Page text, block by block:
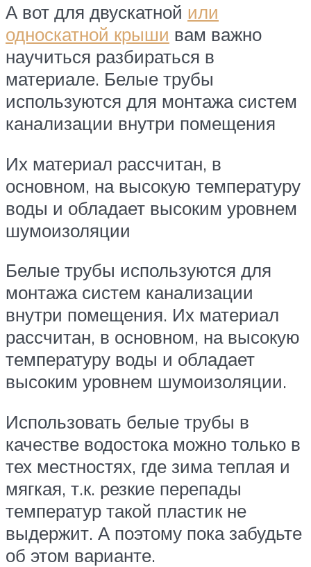
А вот для двускатной или
односкатной крыши вам важно
научиться разбираться в
материале. Белые трубы
используются для монтажа систем
канализации внутри помещения
Их материал рассчитан, в
основном, на высокую температуру
воды и обладает высоким уровнем
шумоизоляции
Белые трубы используются для
монтажа систем канализации
внутри помещения. Их материал
рассчитан, в основном, на высокую
температуру воды и обладает
высоким уровнем шумоизоляции.
Использовать белые трубы в
качестве водостока можно только в
тех местностях, где зима теплая и
мягкая, т.к. резкие перепады
температур такой пластик не
выдержит. А поэтому пока забудьте
об этом варианте.